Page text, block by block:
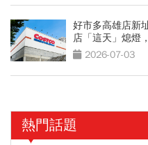
好市多高雄店新
店「這天」熄燈
2026-07-03
熱門話題